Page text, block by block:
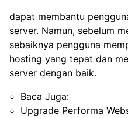
dapat membantu
server. Namun, sebelum
sebaiknya pengguna
hosting yang tepat dan
server dengan baik.
Baca Juga:
Upgrade Performa